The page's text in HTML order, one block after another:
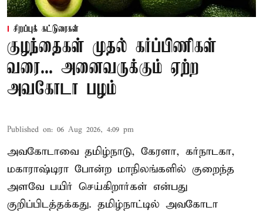
சிறப்புக் கட்டுரைகள்
குழந்தைகள் முதல் கர்ப்பிணிகள்
வரை... அனைவருக்கும் ஏற்ற
அவகோடா பழம்
Published on: 06 Aug 2026, 4:09 pm
அவகோடாவை தமிழ்நாடு, கேரளா, கர்நாடகா,
மகாராஷ்டிரா போன்ற மாநிலங்களில் குறைந்த
அளவே பயிர் செய்கிறார்கள் என்பது
குறிப்பிடத்தக்கது. தமிழ்நாட்டில் அவகோடா